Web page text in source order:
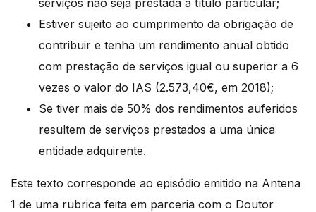
Estiver sujeito ao cumprimento da obrigação de
contribuir e tenha um rendimento anual obtido
com prestação de serviços igual ou superior a 6
vezes o valor do IAS (2.573,40€, em 2018);
Se tiver mais de 50% dos rendimentos auferidos
resultem de serviços prestados a uma única
entidade adquirente.
Este texto corresponde ao episódio emitido na Antena
1 de uma rubrica feita em parceria com o Doutor